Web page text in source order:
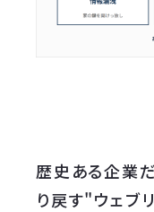
歴史ある企業
り戻す"ウェブ